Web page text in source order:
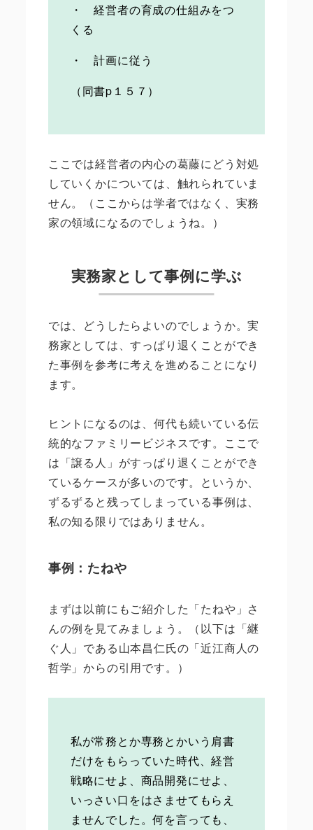
・ 経営者の育成の仕組みをつ
くる
・ 計画に従う
（同書p１５７）
ここでは経営者の内心の葛藤にどう対処
していくかについては、触れられていま
せん。（ここからは学者ではなく、実務
家の領域になるのでしょうね。）
実務家として事例に学ぶ
では、どうしたらよいのでしょうか。実
務家としては、すっぱり退くことができ
た事例を参考に考えを進めることになり
ます。
ヒントになるのは、何代も続いている伝
統的なファミリービジネスです。ここで
は「譲る人」がすっぱり退くことができ
ているケースが多いのです。というか、
ずるずると残ってしまっている事例は、
私の知る限りではありません。
事例：たねや
まずは以前にもご紹介した「たねや」さ
んの例を見てみましょう。（以下は「継
ぐ人」である山本昌仁氏の「近江商人の
哲学」からの引用です。）
私が常務とか専務とかいう肩書
だけをもらっていた時代、経営
戦略にせよ、商品開発にせよ、
いっさい口をはさませてもらえ
ませんでした。何を言っても、